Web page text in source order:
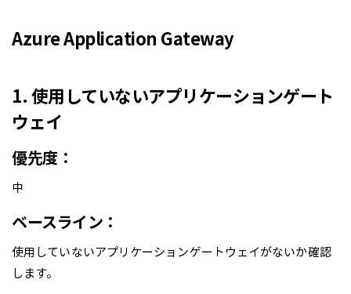
Azure Application Gateway
1. 使用していないアプリケーションゲート
ウェイ
優先度：
中
ベースライン：
使用していないアプリケーションゲートウェイがないか確認
します。